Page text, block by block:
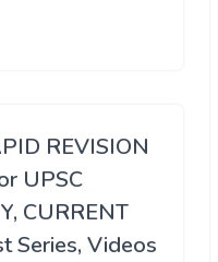
REVISION
UPSC
CURRENT
Series, Videos